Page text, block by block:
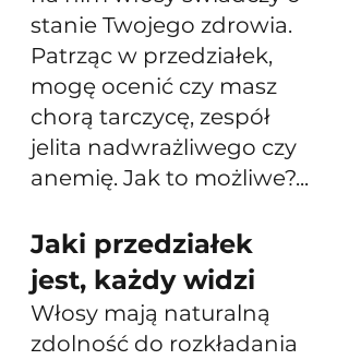
stanie Twojego zdrowia.
Patrząc w przedziałek,
mogę ocenić czy masz
chorą tarczycę, zespół
jelita nadwrażliwego czy
anemię. Jak to możliwe?...
Jaki przedziałek
jest, każdy widzi
Włosy mają naturalną
zdolność do rozkładania